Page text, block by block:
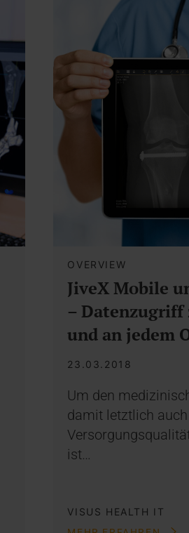
OVERVIEW
JiveX Mobile
– Datenzugriff
und an jedem
23.03.2018
Um den
damit letztlich
ist…
VISUS HEALTH IT